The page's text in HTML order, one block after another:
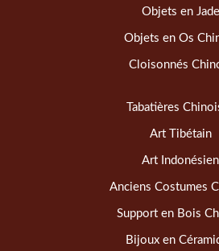
Objets en Jade
Objets en Os
Cloisonnés
Tabatières
Art Tibétain
Art Indonésien
Anciens Costumes
Support en Bois
Bijoux en